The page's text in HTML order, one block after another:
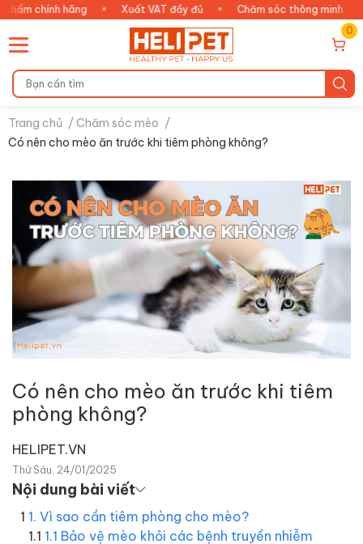
hãng • Xuất VAT đầy đủ • Chăm sóc thông minh •
An
0
Trang chủ /Chăm sóc mèo /
Có nên cho mèo ăn trước khi tiêm phòng không?
Có nên cho mèo ăn trước khi tiêm
phòng không?
HELIPET.VN
Thứ Sáu, 24/01/2025
Nội dung bài viết
1. Vì sao cần tiêm phòng cho mèo?
1.1 Bảo vệ mèo khỏi các bệnh truyền nhiễm